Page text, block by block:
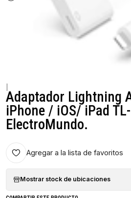
Adaptador Lightning
iPhone / iOS/ iPad
ElectroMundo.
Agregar a la lista de favoritos
Mostrar stock de ubicaciones